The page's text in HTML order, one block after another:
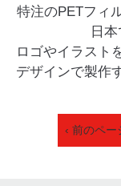
特注のPETフィ
日
ロゴやイラスト
デザインで製作
‹ 前のペー